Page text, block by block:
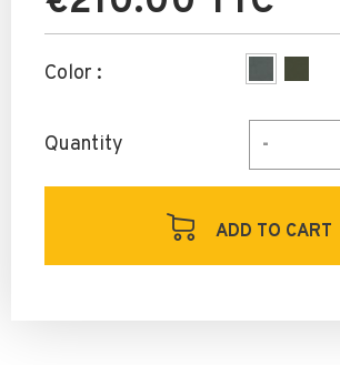
Color :
Quantity
ADD TO CART